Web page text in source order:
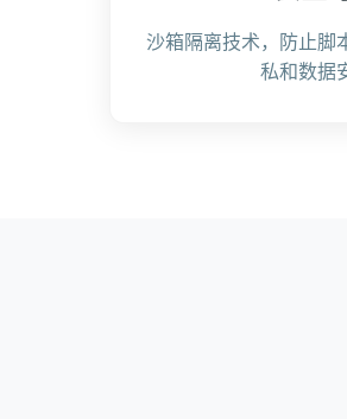
沙箱隔离技术，防止脚
私和数据